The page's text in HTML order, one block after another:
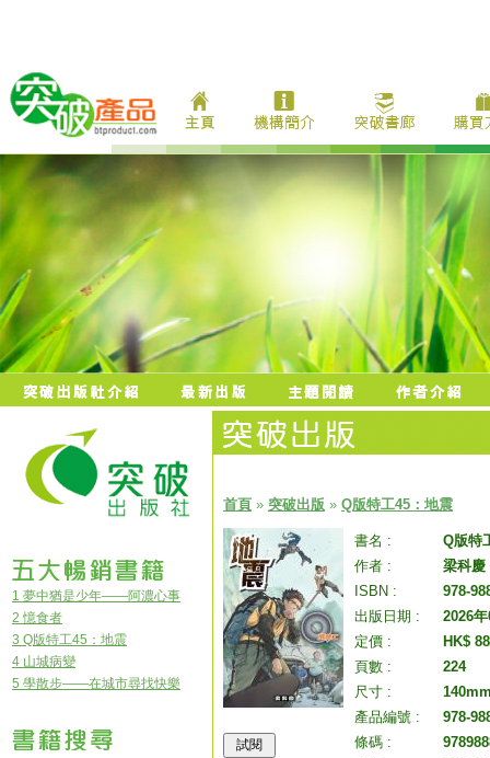
1 夢中猶是少年——阿濃心事
2 憶食者
3 Q版特工45：地震
4 山城病變
5 學散步——在城市尋找快樂
首頁 » 突破出版 » Q版特工45：地震
書名 :
Q版特
作者 :
梁科慶
ISBN :
978-
出版日期 :
2026
定價 :
HK$
頁數 :
224
尺寸 :
產品編號 :
978-
條碼 :